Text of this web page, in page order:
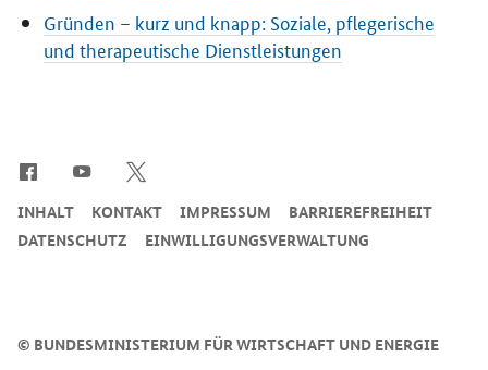
Gründen – kurz und knapp: Soziale, pflegerische
und therapeutische Dienstleistungen
© BUNDESMINISTERIUM FÜR WIRTSCHAFT UND ENERGIE
INHALT KONTAKT IMPRESSUM
BARRIEREFREIHEIT
DATENSCHUTZ
EINWILLIGUNGSVERWALTUNG